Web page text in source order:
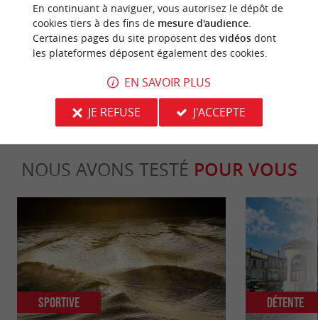
dernière mise à jour :15/06/2026 à 11:46:50
Source :Sirtaqui-Image d'illustration non
NOUS AVONS TESTÉ POUR VOUS
Sportive Détente
En continuant à naviguer, vous autorisez le dépôt de
cookies tiers à des fins de mesure d'audience.
Certaines pages du site proposent des vidéosdont
les plateformes déposent également des cookies.
EN SAVOIR PLUS
JE REFUSE
J'ACCEPTE